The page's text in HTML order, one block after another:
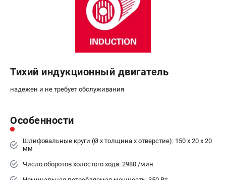
Аккумуляторные УШМ
Наборы инструмента
РАСХОДНЫЕ МАТЕРИАЛЫ И АКСЕССУАРЫ
Аккумуляторы и зарядные устройства
Кейсы и сумки
Тихий индукционный двигатель
надежен и не требует обслуживания
Особенности
Шлифовальные круги (Ø х толщина х отверстие): 150 x 20 x 20
мм
Число оборотов холостого хода: 2980 /мин